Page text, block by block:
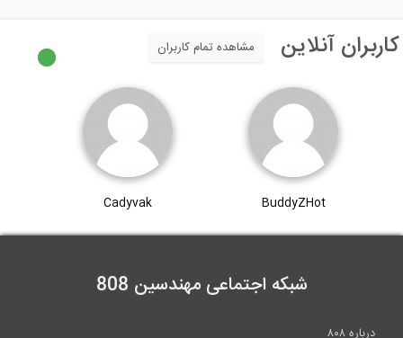
آنلاین مشاهده تمام کاربران
BuddyZHot
Cadyvak
شبکه اجتماعی مهندسین 808